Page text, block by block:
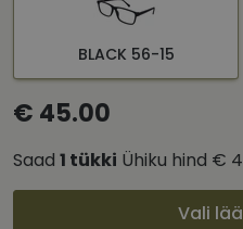
BLACK 56-15
€ 45.00
Saad 1 tükki Ühiku hind €
Vali